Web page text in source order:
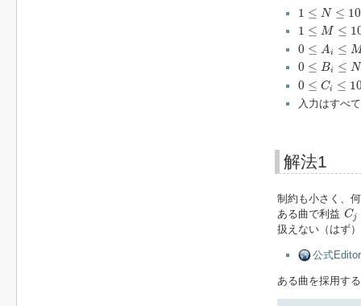
1 ≤ N ≤
1 N ≤100
1 ≤ M ≤
1 M ≤100
0 ≤ Ai ≤
0 A ≤M
0 ≤ Bi ≤ N
0 B ≤N
0 ≤ Ci ≤
0 ≤10
入力はすべ
解法1
制約も小さく、
ある曲で利益 Cj
Cj
扱えない（はず
公式
ある曲を採用す